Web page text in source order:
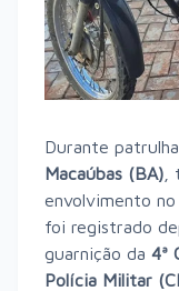
Durante
Macaúbas (BA)
envolvimento
foi registrado
guarnição da 4ª
Polícia Militar